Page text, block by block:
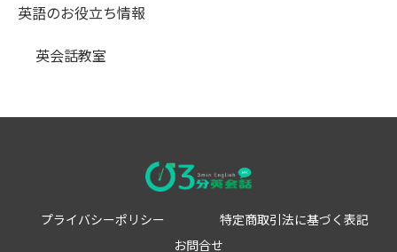
英語のお役立ち情報
英会話教室
プライバシーポリシー
特定商取引法に基づく表記
お問合せ